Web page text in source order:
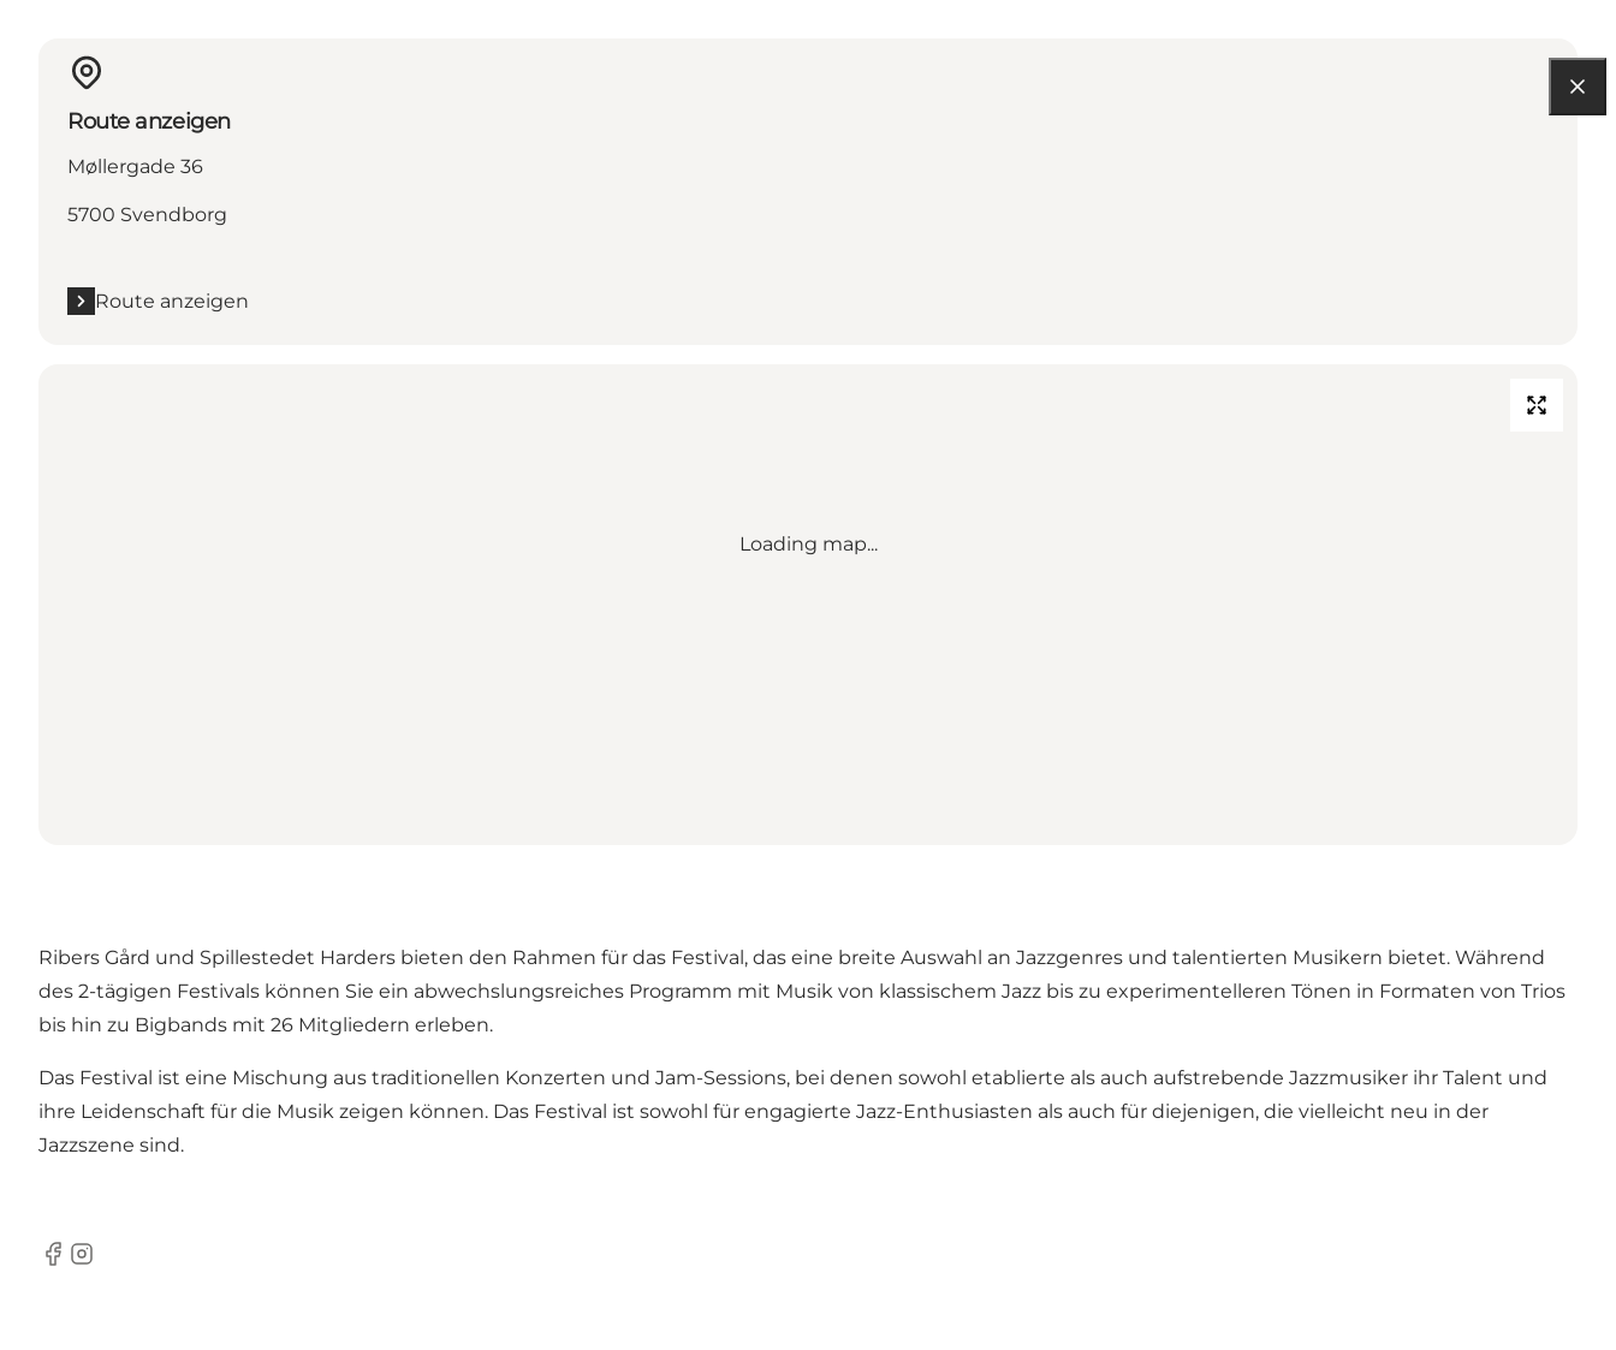
Route anzeigen
Møllergade 36
5700 Svendborg
Route anzeigen
Loading map...
Ribers Gård und Spillestedet Harders bieten den Rahmen für das Festival, das eine breite Auswahl an Jazzgenres und talentierten Musikern bietet. Während
des 2-tägigen Festivals können Sie ein abwechslungsreiches Programm mit Musik von klassischem Jazz bis zu experimentelleren Tönen in Formaten von Trios
bis hin zu Bigbands mit 26 Mitgliedern erleben.
Das Festival ist eine Mischung aus traditionellen Konzerten und Jam-Sessions, bei denen sowohl etablierte als auch aufstrebende Jazzmusiker ihr Talent und
ihre Leidenschaft für die Musik zeigen können. Das Festival ist sowohl für engagierte Jazz-Enthusiasten als auch für diejenigen, die vielleicht neu in der
Jazzszene sind.
Facebook
Instagram